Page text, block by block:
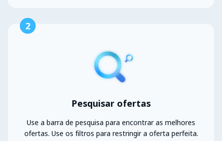
2
Pesquisar ofertas
Use a barra de pesquisa para encontrar as melhores
ofertas. Use os filtros para restringir a oferta perfeita.